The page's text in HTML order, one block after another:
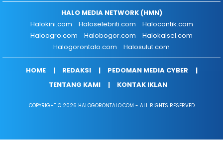
HALO MEDIA NETWORK (HMN)
Halokini.com
Haloselebriti.com
Halocantik.com
Haloagro.com
Halobogor.com
Halokalsel.com
Halogorontalo.com
Halosulut.com
HOME REDAKSI
PEDOMAN MEDIA CYBER
TENTANG KAMI
KONTAK IKLAN
COPYRIGHT © 2026 HALOGORONTALO.COM - ALL RIGHTS RESERVED